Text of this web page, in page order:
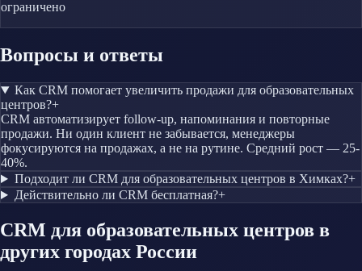
ограничено
Вопросы и ответы
Как CRM помогает увеличить продажи для образовательных
центров?+
CRM автоматизирует follow-up, напоминания и повторные
продажи. Ни один клиент не забывается, менеджеры
фокусируются на продажах, а не на рутине. Средний рост — 25-
40%.
Подходит ли CRM для образовательных центров в Химках?+
Действительно ли CRM бесплатная?+
CRM для образовательных центров в
других городах России